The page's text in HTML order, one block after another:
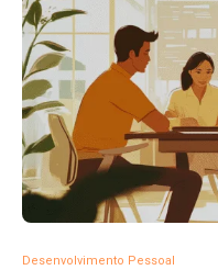
Desenvolvimento Pessoal